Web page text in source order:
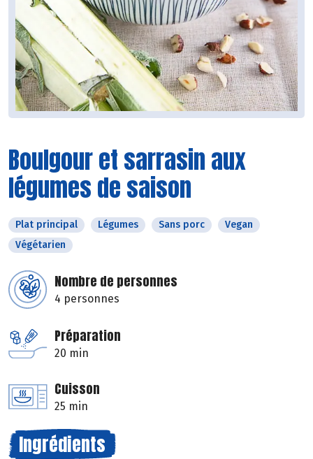
Boulgour et sarrasin aux
légumes de saison
Plat principal Légumes Sans porc
Vegan
Végétarien
Nombre de personnes
4 personnes
Préparation
20 min
Cuisson
25 min
Ingrédients